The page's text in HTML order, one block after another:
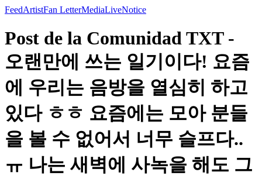
FeedArtistFan LetterMediaLiveNotice
Post de la Comunidad TXT -
오랜만에 쓰는 일기이다! 요즘
에 우리는 음방을 열심히 하고
있다 ㅎㅎ 요즘에는 모아 분들
을 볼 수 없어서 너무 슬프다..
ㅠ 나는 새벽에 사녹을 해도 그